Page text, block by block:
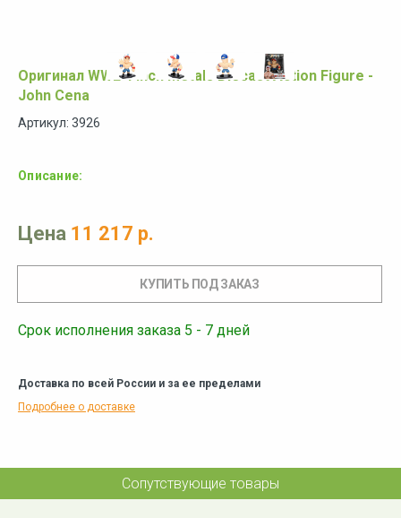
Оригинал WWE 4 inch Metals Diecast Action Figure -
John Cena
Артикул: 3926
Описание:
Цена 11 217 р.
Срок исполнения заказа 5 - 7 дней
Доставка по всей России и за ее пределами
Подробнее о доставке
Сопутствующие товары